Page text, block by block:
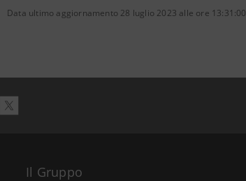
Data ultimo aggiornamento 28 luglio 2023 alle ore 13:31:00
Il Gruppo